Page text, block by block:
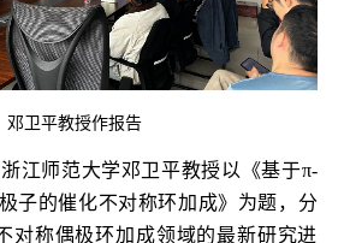
邓卫平教授作报告
江师范大学邓卫平教授以《基于π-
子的催化不对称环加成》为题，分
对称偶极环加成领域的最新研究进